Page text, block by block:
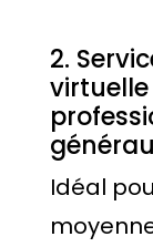
2.
virtuelle
Idéal